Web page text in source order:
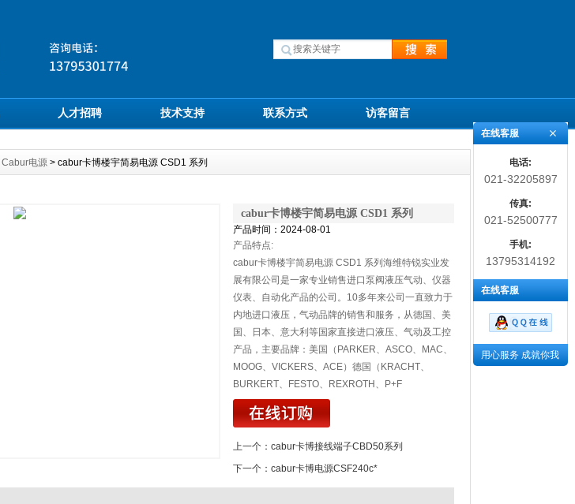
人才招聘 技术支持 联系方式 访客留言
Cabur电源 > cabur卡博楼宇简易电源 CSD1 系列
cabur卡博楼宇简易电源 CSD1 系列
产品时间：2024-08-01
产品特点:
cabur卡博楼宇简易电源 CSD1 系列海维特锐实业发
展有限公司是一家专业销售进口泵阀液压气动、仪器
仪表、自动化产品的公司。10多年来公司一直致力于
内地进口液压，气动品牌的销售和服务，从德国、美
国、日本、意大利等国家直接进口液压、气动及工控
产品，主要品牌：美国（PARKER、ASCO、MAC、
MOOG、VICKERS、ACE）德国（KRACHT、
BURKERT、FESTO、REXROTH、P+F
上一个： cabur卡博接线端子CBD50系列
下一个： cabur卡博电源CSF240c*
在线客服
电话:
021-32205897
传真:
021-52500777
手机:
13795314192
在线客服
用心服务 成就你我